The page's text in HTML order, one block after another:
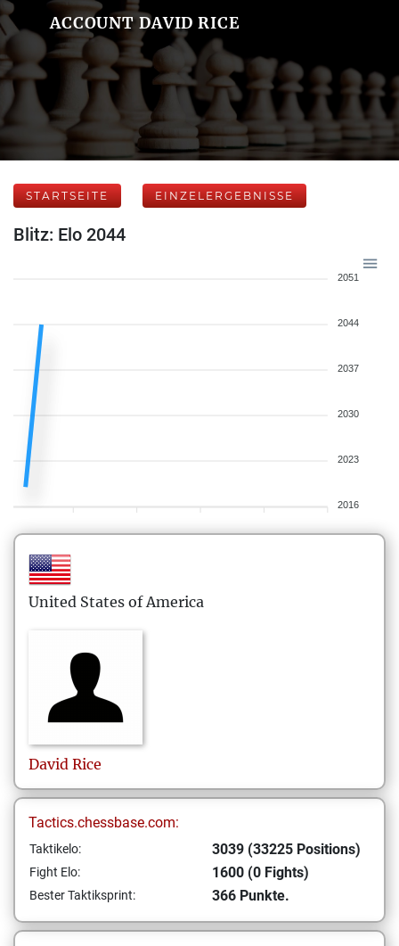
ACCOUNT DAVID RICE
STARTSEITE EINZELERGEBNISSE
Blitz: Elo 2044
2051
2044
2037
2030
2023
2016
United States of America
David Rice
Tactics.chessbase.com:
Taktikelo: 3039 (33225 Positions)
Fight Elo: 1600 (0 Fights)
Bester Taktiksprint: 366 Punkte.